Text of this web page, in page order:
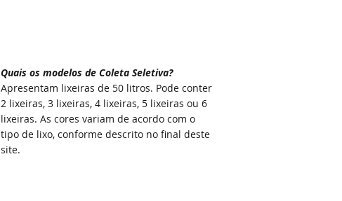
Quais os modelos de Coleta Seletiva?
Apresentam lixeiras de 50 litros. Pode conter
2 lixeiras, 3 lixeiras, 4 lixeiras, 5 lixeiras ou 6
lixeiras. As cores variam de acordo com o
tipo de lixo, conforme descrito no final deste
site.